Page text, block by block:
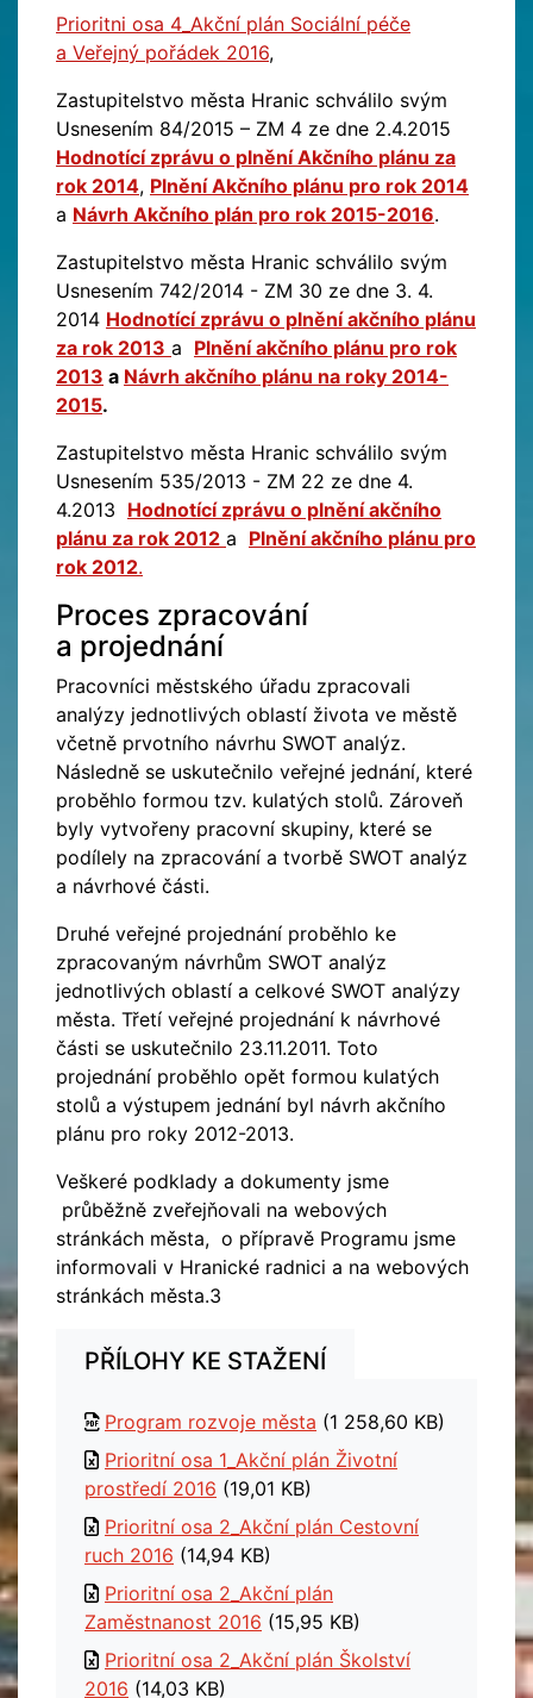
Prioritni osa 4_Akční plán Sociální péče
a Veřejný pořádek 2016,
Zastupitelstvo města Hranic schválilo svým
Usnesením 84/2015 – ZM 4 ze dne 2.4.2015
Hodnotící zprávu o plnění Akčního plánu za
rok 2014, Plnění Akčního plánu pro rok 2014
a Návrh Akčního plán pro rok 2015-2016.
Zastupitelstvo města Hranic schválilo svým
Usnesením 742/2014 - ZM 30 ze dne 3. 4.
2014 Hodnotící zprávu o plnění akčního plánu
za rok 2013 a Plnění akčního plánu pro rok
2013 a Návrh akčního plánu na roky 2014-
2015.
Zastupitelstvo města Hranic schválilo svým
Usnesením 535/2013 - ZM 22 ze dne 4.
4.2013 Hodnotící zprávu o plnění akčního
plánu za rok 2012 a Plnění akčního plánu pro
rok 2012.
Proces zpracování
a projednání
Pracovníci městského úřadu zpracovali
analýzy jednotlivých oblastí života ve městě
včetně prvotního návrhu SWOT analýz.
Následně se uskutečnilo veřejné jednání, které
proběhlo formou tzv. kulatých stolů. Zároveň
byly vytvořeny pracovní skupiny, které se
podílely na zpracování a tvorbě SWOT analýz
a návrhové části.
Druhé veřejné projednání proběhlo ke
zpracovaným návrhům SWOT analýz
jednotlivých oblastí a celkové SWOT analýzy
města. Třetí veřejné projednání k návrhové
části se uskutečnilo 23.11.2011. Toto
projednání proběhlo opět formou kulatých
stolů a výstupem jednání byl návrh akčního
plánu pro roky 2012-2013.
Veškeré podklady a dokumenty jsme
průběžně zveřejňovali na webových
stránkách města, o přípravě Programu jsme
informovali v Hranické radnici a na webových
stránkách města.3
PŘÍLOHY KE STAŽENÍ
Program rozvoje města (1 258,60 KB)
Prioritní osa 1_Akční plán Životní
prostředí 2016 (19,01 KB)
Prioritní osa 2_Akční plán Cestovní
ruch 2016 (14,94 KB)
Prioritní osa 2_Akční plán
Zaměstnanost 2016 (15,95 KB)
Prioritní osa 2_Akční plán Školství
2016 (14,03 KB)